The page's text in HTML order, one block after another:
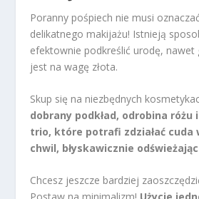
Poranny pośpiech nie musi
delikatnego makijażu! Istnieją
efektownie podkreślić urodę, nawet
jest na wagę złota.
Skup się na niezbędnych
dobrany podkład, odrobina różu
trio, które potrafi zdziałać cuda
chwil, błyskawicznie
Chcesz jeszcze bardziej